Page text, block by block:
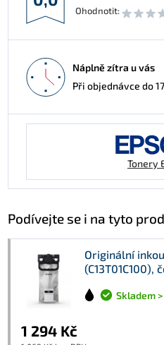
Ohodnotit:
Náplně zítra u vás
Při objednávce do
Tonery
Podívejte se i na tyto
Originální
(C13T01C100),
Skladem
1 294 Kč